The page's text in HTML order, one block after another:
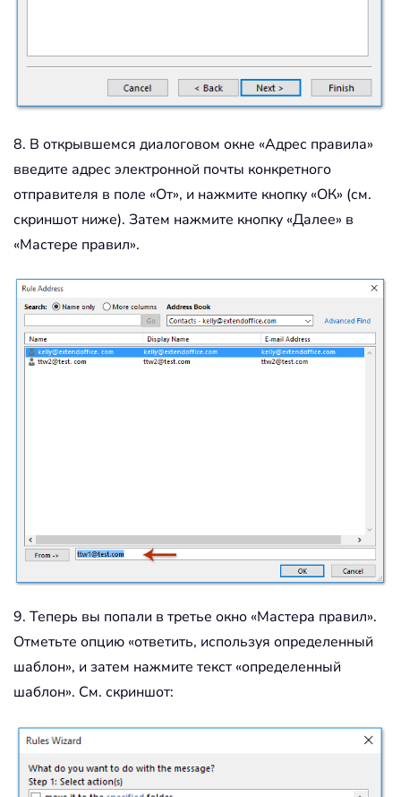
8. В открывшемся диалоговом окне «Адрес правила»
введите адрес электронной почты конкретного
отправителя в поле «От», и нажмите кнопку «ОК» (см.
скриншот ниже). Затем нажмите кнопку «Далее» в
«Мастере правил».
9. Теперь вы попали в третье окно «Мастера правил».
Отметьте опцию «ответить, используя определенный
шаблон», и затем нажмите текст «определенный
шаблон». См. скриншот: